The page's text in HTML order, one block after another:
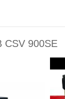
CSV 900SE